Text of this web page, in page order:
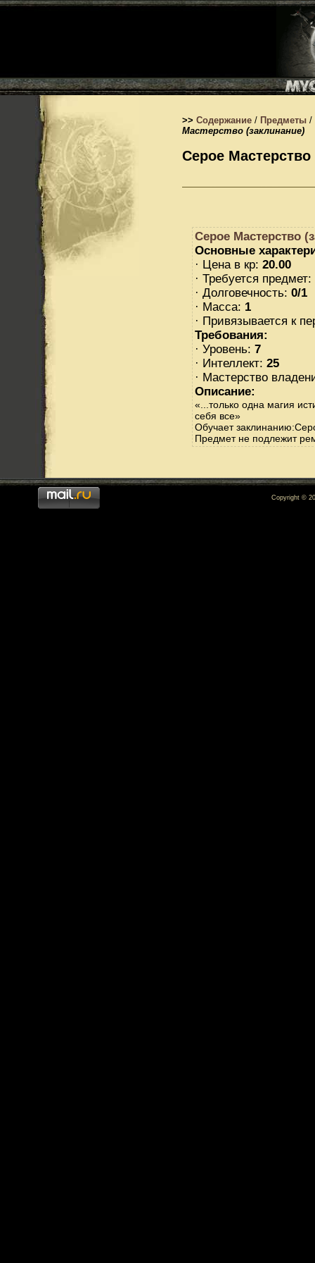
>> Содержание / Предметы /
Мастерство (заклинание)
Серое Мастерство
Серое Мастерство
Основные
· Цена в кр: 20.00
· Требуется предмет:
· Долговечность: 0/1
· Масса: 1
· Привязывается к
Требования:
· Уровень: 7
· Интеллект: 25
· Мастерство
Описание:
«...только одна магия
себя все»
Обучает
Предмет не подлежит
Copyright ©